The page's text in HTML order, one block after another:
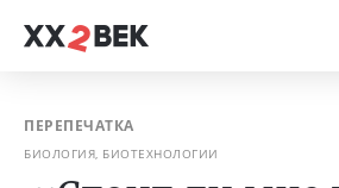
ПЕРЕПЕЧАТКА
БИОЛОГИЯ, БИОТЕХНОЛОГИИ